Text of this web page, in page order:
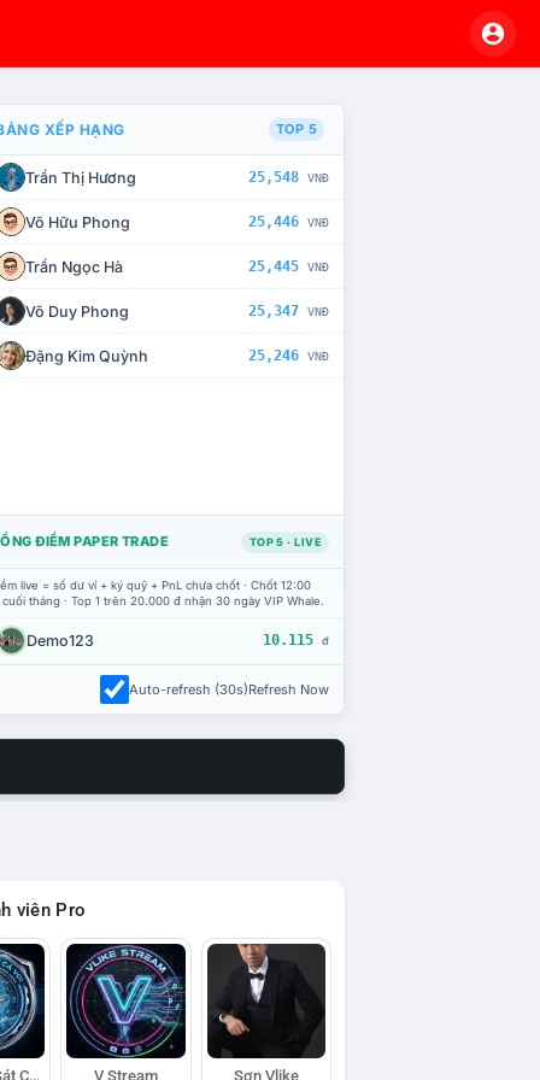
CHẾ TÀI XỬ LÝ VI PHẠM
XẾP HẠNG TOP 5
Trần Thị Hương 25,548 VNĐ
Võ Hữu Phong 25,446 VNĐ
Trần Ngọc Hà 25,445 VNĐ
Võ Duy Phong 25,347 VNĐ
Đặng Kim Quỳnh 25,246 VNĐ
ĐIỂM PAPER TRADE TOP 5 · LIVE
live = số dư ví + ký quỹ + PnL chưa chốt · Chốt 12:00
tháng · Top 1 trên 20.000 đ nhận 30 ngày VIP Whale.
Demo123 10.115 đ
Auto-refresh (30s)Refresh Now
viên Pro
Đội Trinh Sát Cá Voi V Stream Sơn Vlike